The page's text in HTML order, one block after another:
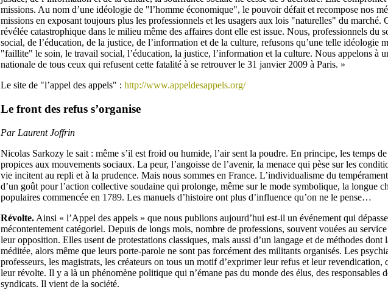
missions. Au nom d’une idéologie de "l’homme économique", le pouvoir défait et recompose nos
missions en exposant toujours plus les professionnels et les usagers aux lois "naturelles" du marché.
révélée catastrophique dans le milieu même des affaires dont elle est issue. Nous, professionnels du
social, de l’éducation, de la justice, de l’information et de la culture, refusons qu’une telle idéologie
"faillite" le soin, le travail social, l’éducation, la justice, l’information et la culture. Nous appelons à
nationale de tous ceux qui refusent cette fatalité à se retrouver le 31 janvier 2009 à Paris. »
Le site de "l’appel des appels" : http://www.appeldesappels.org/
Le front des refus s’organise
Par Laurent Joffrin
Nicolas Sarkozy le sait : même s’il est froid ou humide, l’air sent la poudre. En principe, les temps
propices aux mouvements sociaux. La peur, l’angoisse de l’avenir, la menace qui pèse sur les
vie incitent au repli et à la prudence. Mais nous sommes en France. L’individualisme du
d’un goût pour l’action collective soudaine qui prolonge, même sur le mode symbolique, la longue
populaires commencée en 1789. Les manuels d’histoire ont plus d’influence qu’on ne le pense…
Révolte. Ainsi « l’Appel des appels » que nous publions aujourd’hui est-il un événement qui
mécontentement catégoriel. Depuis de longs mois, nombre de professions, souvent vouées au
leur opposition. Elles usent de protestations classiques, mais aussi d’un langage et de méthodes dont
méditée, alors même que leurs porte-parole ne sont pas forcément des militants organisés. Les
professeurs, les magistrats, les créateurs on tous un motif d’exprimer leur refus et leur revendication,
leur révolte. Il y a là un phénomène politique qui n’émane pas du monde des élus, des responsables
syndicats. Il vient de la société.